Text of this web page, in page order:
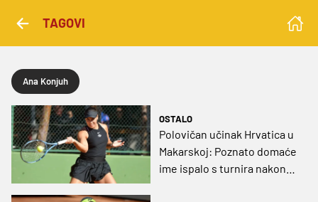
TAGOVI
Ana Konjuh
OSTALO
Polovičan učinak Hrvatica u
Makarskoj: Poznato domaće
ime ispalo s turnira nakon